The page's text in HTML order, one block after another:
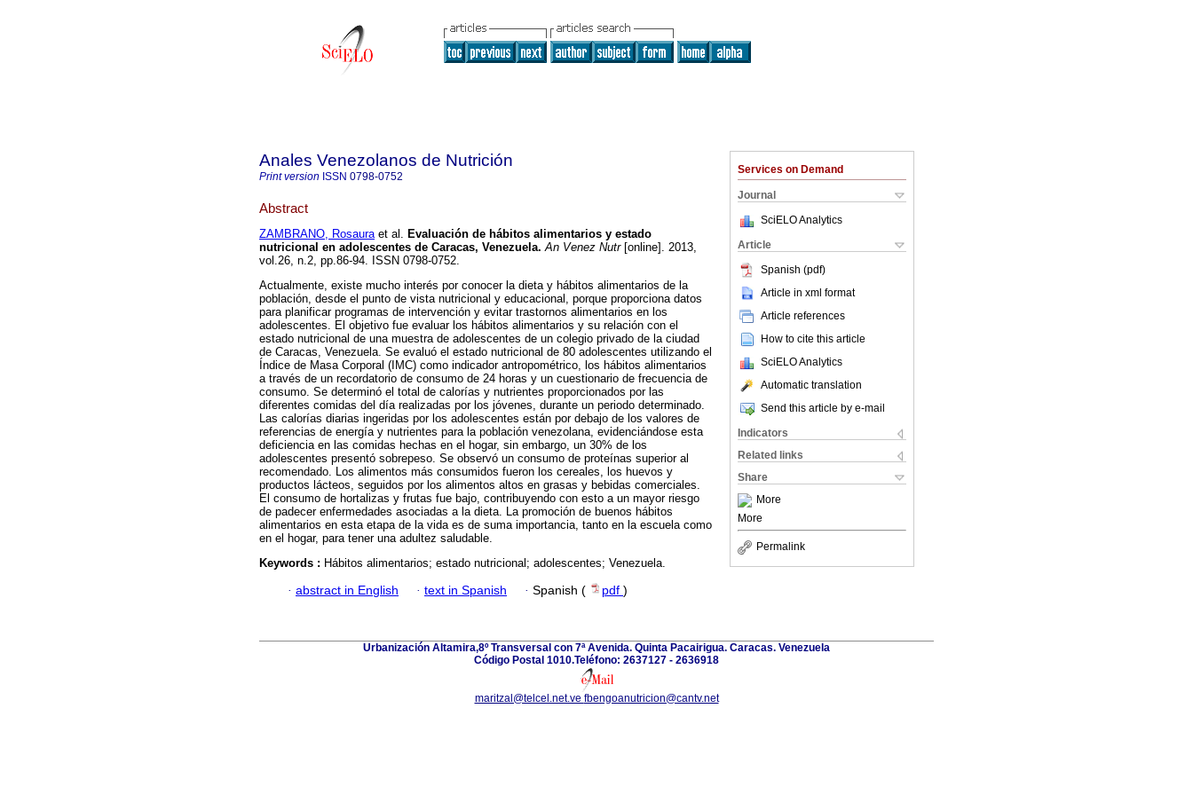
Services on Demand
Journal
SciELO Analytics
Article
Spanish (pdf)
Article in xml format
Article references
How to cite this article
SciELO Analytics
Automatic translation
Send this article by e-mail
Indicators
Related links
Share
More
More
Permalink
Anales Venezolanos de Nutrición
Print version ISSN 0798-0752
Abstract
ZAMBRANO, Rosauraet al. Evaluación de hábitos alimentarios y estado
nutricional en adolescentes de Caracas, Venezuela. An Venez Nutr[online]. 2013,
vol.26, n.2, pp.86-94. ISSN 0798-0752.
Actualmente, existe mucho interés por conocer la dieta y hábitos alimentarios de la
población, desde el punto de vista nutricional y educacional, porque proporciona datos
para planificar programas de intervención y evitar trastornos alimentarios en los
adolescentes. El objetivo fue evaluar los hábitos alimentarios y su relación con el
estado nutricional de una muestra de adolescentes de un colegio privado de la ciudad
de Caracas, Venezuela. Se evaluó el estado nutricional de 80 adolescentes utilizando el
Índice de Masa Corporal (IMC) como indicador antropométrico, los hábitos alimentarios
a través de un recordatorio de consumo de 24 horas y un cuestionario de frecuencia de
consumo. Se determinó el total de calorías y nutrientes proporcionados por las
diferentes comidas del día realizadas por los jóvenes, durante un periodo determinado.
Las calorías diarias ingeridas por los adolescentes están por debajo de los valores de
referencias de energía y nutrientes para la población venezolana, evidenciándose esta
deficiencia en las comidas hechas en el hogar, sin embargo, un 30% de los
adolescentes presentó sobrepeso. Se observó un consumo de proteínas superior al
recomendado. Los alimentos más consumidos fueron los cereales, los huevos y
productos lácteos, seguidos por los alimentos altos en grasas y bebidas comerciales.
El consumo de hortalizas y frutas fue bajo, contribuyendo con esto a un mayor riesgo
de padecer enfermedades asociadas a la dieta. La promoción de buenos hábitos
alimentarios en esta etapa de la vida es de suma importancia, tanto en la escuela como
en el hogar, para tener una adultez saludable.
Keywords : Hábitos alimentarios; estado nutricional; adolescentes; Venezuela.
· abstract in English · text in Spanish · Spanish ( pdf )
Urbanización Altamira,8º Transversal con 7ª Avenida. Quinta Pacairigua. Caracas. Venezuela
Código Postal 1010.Teléfono: 2637127 - 2636918
maritzal@telcel.net.ve fbengoanutricion@cantv.net